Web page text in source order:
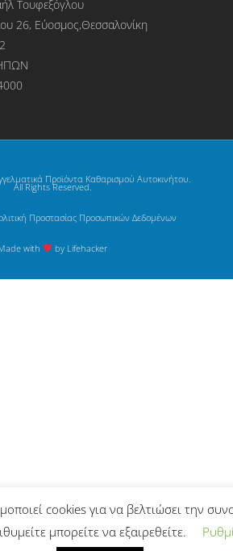
Τουφεξόγλου
26, Εύοσμος,Θεσσαλονίκη
Προϊόντα Καθαρισμού Αυτοκινήτου.
All Rights Reserved.
Προστασίας Προσωπικών Δεδομένων
with by Lifehacker
cookies για να βελτιώσει την
μπορείτε να εξαιρεθείτε.